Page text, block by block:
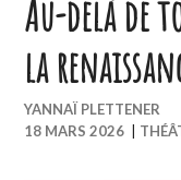
Au-delà de
la
YANNAÏ PLETTENER
18 MARS 2026